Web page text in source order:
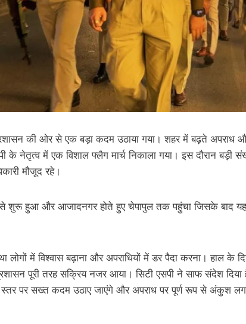
की ओर से एक बड़ा कदम उठाया गया। शहर में बढ़ते अपराध
के नेतृत्व में एक विशाल फ्लैग मार्च निकाला गया। इस दौरान बड़ी
मौजूद रहे।
से शुरू हुआ और आजादनगर होते हुए चेपापुल तक पहुंचा जिसके बाद यह
लोगों में विश्वास बढ़ाना और अपराधियों में डर पैदा करना। हाल के
पूरी तरह सक्रिय नजर आया। सिटी एसपी ने साफ संदेश
स्तर पर सख्त कदम उठाए जाएंगे और अपराध पर पूर्ण रूप से अंकुश